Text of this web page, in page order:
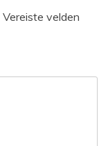
Vereiste velden